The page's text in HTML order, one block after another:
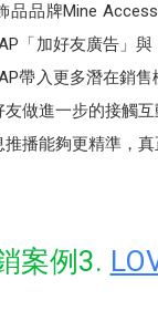
品品牌Mine
「加好友廣告」與
帶入更多潛在銷
友做進一步的接觸
播能夠更精準，
案例3.